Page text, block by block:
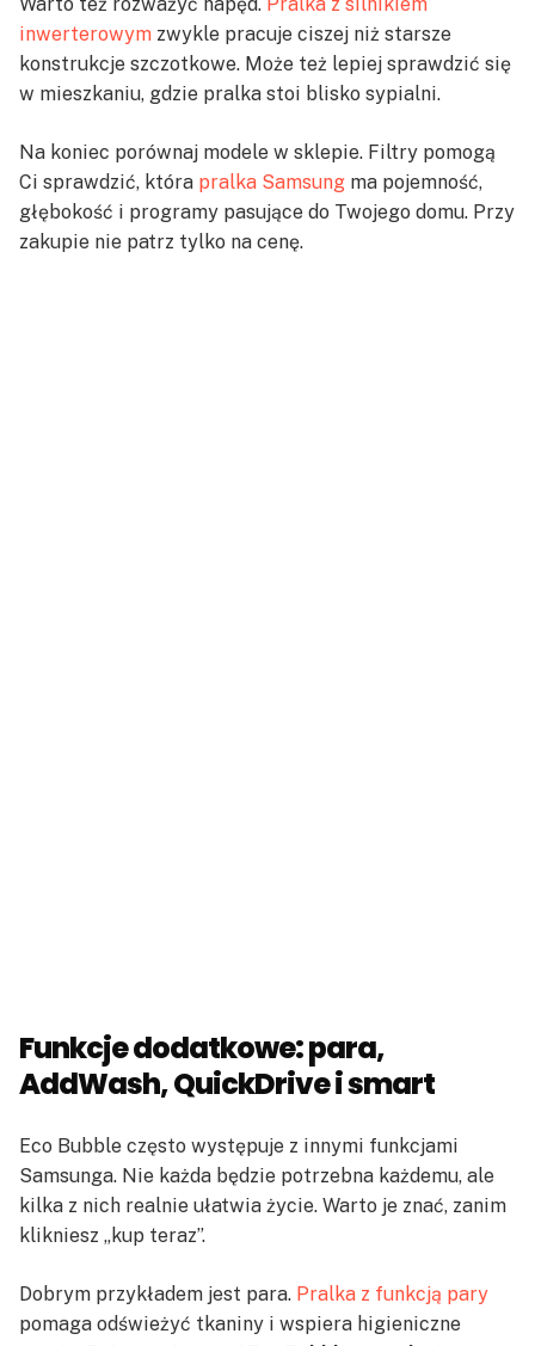
inwerterowym zwykle pracuje ciszej niż starsze
konstrukcje szczotkowe. Może też lepiej sprawdzić się
w mieszkaniu, gdzie pralka stoi blisko sypialni.
Na koniec porównaj modele w sklepie. Filtry pomogą
Ci sprawdzić, która pralka Samsung ma pojemność,
głębokość i programy pasujące do Twojego domu. Przy
zakupie nie patrz tylko na cenę.
Funkcje dodatkowe: para,
AddWash, QuickDrive i smart
Eco Bubble często występuje z innymi funkcjami
Samsunga. Nie każda będzie potrzebna każdemu, ale
kilka z nich realnie ułatwia życie. Warto je znać, zanim
klikniesz „kup teraz”.
Dobrym przykładem jest para. Pralka z funkcją pary
pomaga odświeżyć tkaniny i wspiera higieniczne